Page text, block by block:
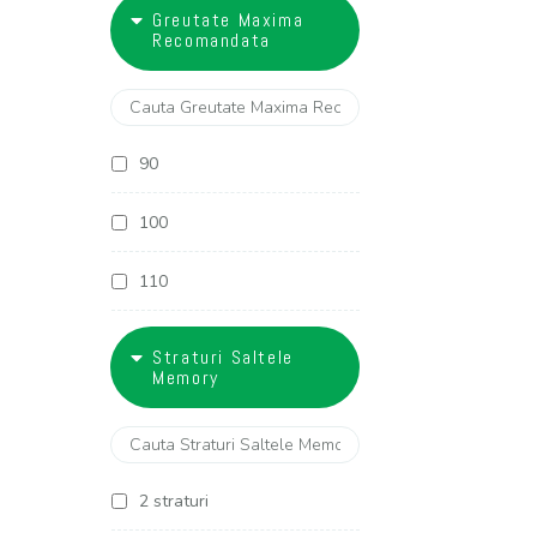
27 cm
28 cm
29 cm
30 cm
32 cm
Greutate Maxima
Recomandata
90
100
110
Straturi Saltele
Memory
2 straturi